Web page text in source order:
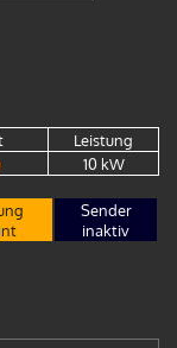
Leistung
10 kW
Sender
inaktiv